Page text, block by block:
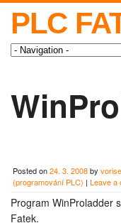
PLC
Posted on24. 3. 2008by
(programování PLC) | Leave a
Program WinProladder
Fatek.